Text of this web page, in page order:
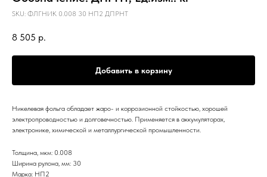
SKU: ФЛГНИК 0.008 30 НП2 ДПРНТ
8 505 р.
Добавить в корзину
Никелевая фольга обладает жаро- и коррозионной стойкостью, хорошей
электропроводностью и долговечностью. Применяется в аккумуляторах,
электронике, химической и металлургической промышленности.
Толщина, мкм: 0.008
Ширина рулона, мм: 30
Марка: НП2